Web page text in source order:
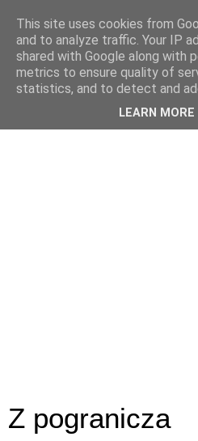
Z pogranicza
This site uses cookies from
and to analyze traffic. Your IP
shared with Google along with
metrics to ensure quality of
statistics, and to detect and
LEARN MORE